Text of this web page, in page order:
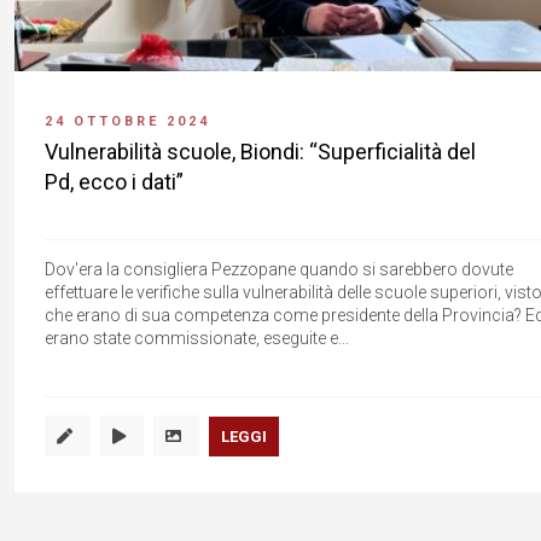
24 OTTOBRE 2024
Vulnerabilità scuole, Biondi: “Superficialità del
Pd, ecco i dati”
Dov'era la consigliera Pezzopane quando si sarebbero dovute
effettuare le verifiche sulla vulnerabilità delle scuole superiori, visto
che erano di sua competenza come presidente della Provincia?
erano state commissionate, eseguite e...
LEGGI